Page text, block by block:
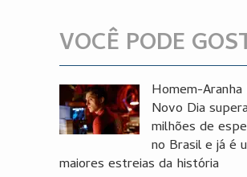
VOCÊ PODE
Homem-Aranha
Novo Dia
milhões de
no Brasil e já é
maiores estreias da história